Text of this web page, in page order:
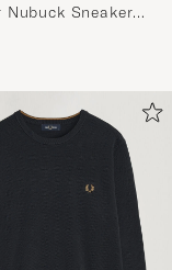
Nubuck Sneaker